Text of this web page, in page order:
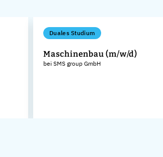
Duales Studium
Maschinenbau (m/w/d)
bei SMS group GmbH